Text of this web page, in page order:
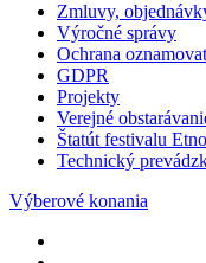
Zmluvy,
Výročné správy
Ochrana
GDPR
Projekty
Verejné
Štatút festivalu
Technický
Výberové konania